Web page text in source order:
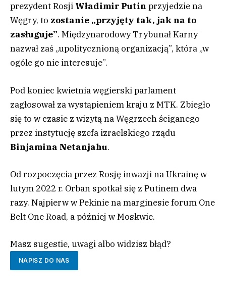
prezydent Rosji Władimir Putin przyjedzie na
Węgry, to zostanie „przyjęty tak, jak na to
zasługuje”. Międzynarodowy Trybunał Karny
nazwał zaś „upolitycznioną organizacją”, która „w
ogóle go nie interesuje”.
Pod koniec kwietnia węgierski parlament
zagłosował za wystąpieniem kraju z MTK. Zbiegło
się to w czasie z wizytą na Węgrzech ściganego
przez instytucję szefa izraelskiego rządu
Binjamina Netanjahu.
Od rozpoczęcia przez Rosję inwazji na Ukrainę w
lutym 2022 r. Orban spotkał się z Putinem dwa
razy. Najpierw w Pekinie na marginesie forum One
Belt One Road, a później w Moskwie.
Masz sugestie, uwagi albo widzisz błąd?
NAPISZ DO NAS